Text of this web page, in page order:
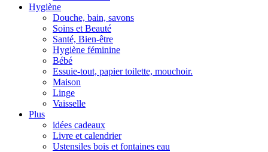
Hygiène
Douche, bain, savons
Soins et Beauté
Santé, Bien-être
Hygiène féminine
Bébé
Essuie-tout, papier toilette, mouchoir.
Maison
Linge
Vaisselle
Plus
idées cadeaux
Livre et calendrier
Ustensiles bois et fontaines eau